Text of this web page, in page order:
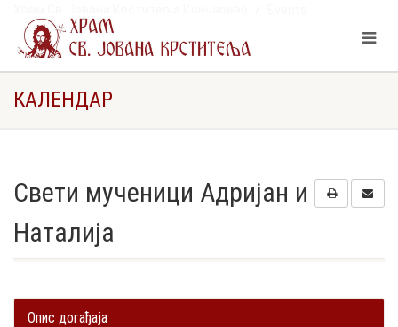
Свети мученици Адријан и Наталија
КАЛЕНДАР
Свети мученици Адријан и
Наталија
Опис догађаја